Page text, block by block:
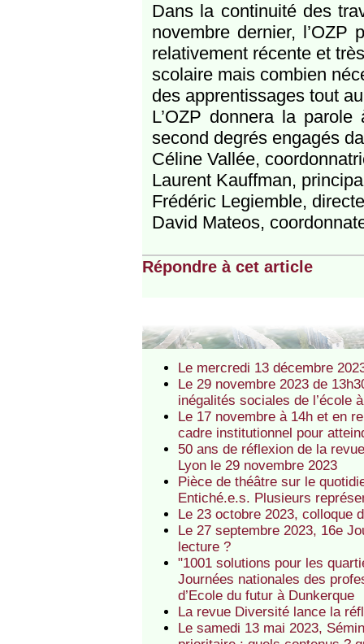
Dans la continuité des
novembre dernier, l’OZP
relativement récente et
scolaire mais combien
des apprentissages tout
L’OZP donnera la
second degrés engagés
Céline Vallée,
Laurent Kauffman,
Frédéric Legiemble,
David Mateos,
Répondre à cet article
Le mercredi 13 décembre
Le 29 novembre 2023 de
inégalités sociales de l’école
Le 17 novembre à 14h et en
cadre institutionnel pour
50 ans de réflexion de la
Lyon le 29 novembre 2023
Pièce de théâtre sur le
Entiché.e.s. Plusieurs
Le 23 octobre 2023, colloque
Le 27 septembre 2023, 16e
lecture ?
"1001 solutions pour les
Journées nationales des
d’Ecole du futur à Dunkerque
La revue Diversité lance la
Le samedi 13 mai 2023,